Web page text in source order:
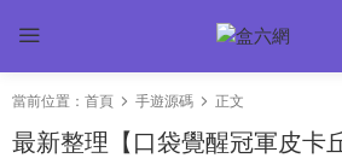
當前位置： 首頁 手遊源碼 正文
最新整理【口袋覺醒冠軍皮卡